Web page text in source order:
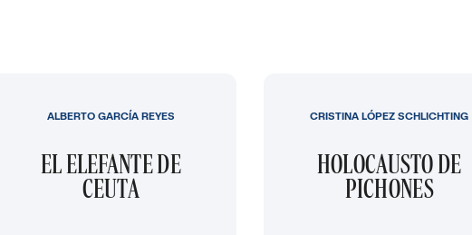
EL ELEFANTE DE
CEUTA
ALBERTO GARCÍA REYES
HOLOCAUSTO DE
PICHONES
CRISTINA LÓPEZ SCHLICHTING